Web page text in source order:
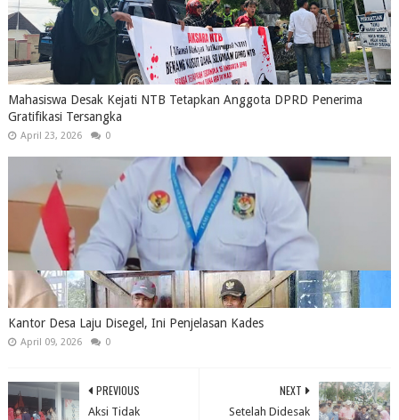
Mahasiswa Desak Kejati NTB Tetapkan Anggota DPRD Penerima
Gratifikasi Tersangka
April 23, 2026 0
Kantor Desa Laju Disegel, Ini Penjelasan Kades
April 09, 2026 0
NEXT
Setelah Didesak
PREVIOUS
Aksi Tidak